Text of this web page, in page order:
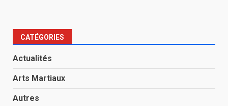
CATÉGORIES
Actualités
Arts Martiaux
Autres